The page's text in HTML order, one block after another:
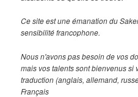
Ce site est une émanation du
sensibilité francophone.
Nous n'avons pas besoin de vos
mais vos talents sont bienvenus
traduction (anglais, allemand,
Français